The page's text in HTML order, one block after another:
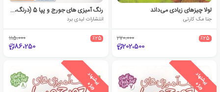
لولا چیزهای زیادی می‌داند
جنا مک کارتی
٪25 270،000
202،500
رنگ آمیزی های جورج و پپا 5 (درنگ،درونگ،درینگ!)
انتشارات لیدی برد
٪25 115،000
86،250
پ
ی
ش
ن
ه
ا
د
و
ی
ژ
ه پ
ی
ش
ن
ه
ا
د
و
ی
ژ
ه